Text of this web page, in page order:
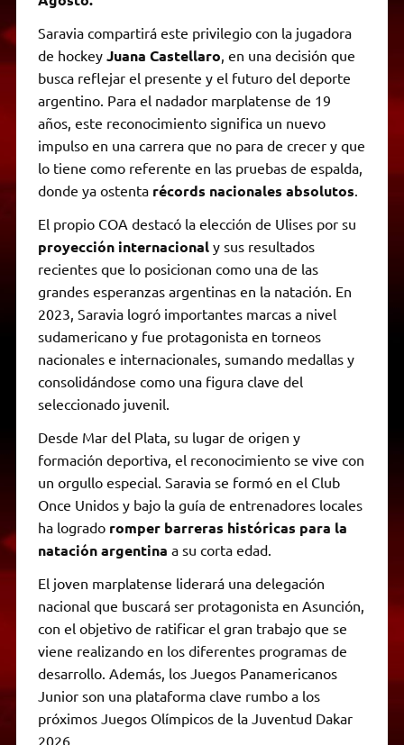
Saravia compartirá este privilegio con la jugadora
de hockey Juana Castellaro, en una decisión que
busca reflejar el presente y el futuro del deporte
argentino. Para el nadador marplatense de 19
años, este reconocimiento significa un nuevo
impulso en una carrera que no para de crecer y que
lo tiene como referente en las pruebas de espalda,
donde ya ostenta récords nacionales absolutos.
El propio COA destacó la elección de Ulises por su
proyección internacionaly sus resultados
recientes que lo posicionan como una de las
grandes esperanzas argentinas en la natación. En
2023, Saravia logró importantes marcas a nivel
sudamericano y fue protagonista en torneos
nacionales e internacionales, sumando medallas y
consolidándose como una figura clave del
seleccionado juvenil.
Desde Mar del Plata, su lugar de origen y
formación deportiva, el reconocimiento se vive con
un orgullo especial. Saravia se formó en el Club
Once Unidos y bajo la guía de entrenadores locales
ha logrado romper barreras históricas para la
natación argentina a su corta edad.
El joven marplatense liderará una delegación
nacional que buscará ser protagonista en Asunción,
con el objetivo de ratificar el gran trabajo que se
viene realizando en los diferentes programas de
desarrollo. Además, los Juegos Panamericanos
Junior son una plataforma clave rumbo a los
próximos Juegos Olímpicos de la Juventud Dakar
2026.